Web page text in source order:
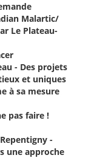
Malartic/
Le Plateau-
- Des projets
et uniques
à sa mesure
pas faire !
-
une approche